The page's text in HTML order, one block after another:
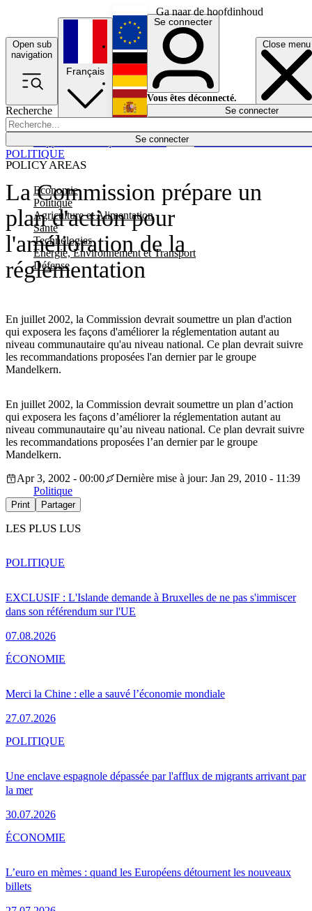
Ga naar de hoofdinhoud
Open sub
navigation
Close menu
Recherche
Se connecter
POLICY AREAS
Economie
Politique
Agriculture et Alimentation
Santé
Technologies
Energie, Environnement et Transport
Défense
Économie
Français
English
Deutsch
Español
Se connecter
Vous êtes déconnecté.
Se connecter
La Commission prépare un
plan d'action pour
l'amélioration de la
réglementation
En juillet 2002, la Commission devrait soumettre un plan d'action
qui exposera les façons d'améliorer la réglementation autant au
niveau communautaire qu'au niveau national. Ce plan devrait suivre
les recommandations proposées l'an dernier par le groupe
Mandelkern.
POLITIQUE
En juillet 2002, la Commission devrait soumettre un plan d’action
qui exposera les façons d’améliorer la réglementation autant au
niveau communautaire qu’au niveau national. Ce plan devrait suivre
les recommandations proposées l’an dernier par le groupe
Mandelkern.
Apr 3, 2002 - 00:00
Dernière mise à jour: Jan 29, 2010 - 11:39
Politique
Print Partager
LES PLUS LUS
EXCLUSIF : L'Islande demande à Bruxelles de ne pas s'immiscer
dans son référendum sur l'UE
07.08.2026
POLITIQUE
Merci la Chine : elle a sauvé l’économie mondiale
27.07.2026
ÉCONOMIE
Une enclave espagnole dépassée par l'afflux de migrants arrivant par
la mer
30.07.2026
POLITIQUE
L’euro en mèmes : quand les Européens détournent les nouveaux
billets
ÉCONOMIE